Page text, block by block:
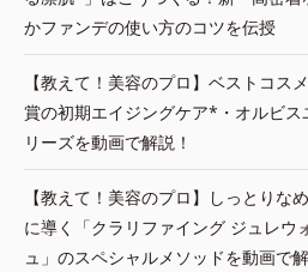
かファンデの使い方のコツを伝授
【教えて！美容のプロ】ベストコス
賞の初期エイジングケア*・オルビス
リーズを動画で解説！
【教えて！美容のプロ】しっとりな
に導く「クラリファイング ジュレウ
ュ」のスペシャルメソッドを動画で解